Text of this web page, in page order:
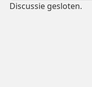
Discussie gesloten.